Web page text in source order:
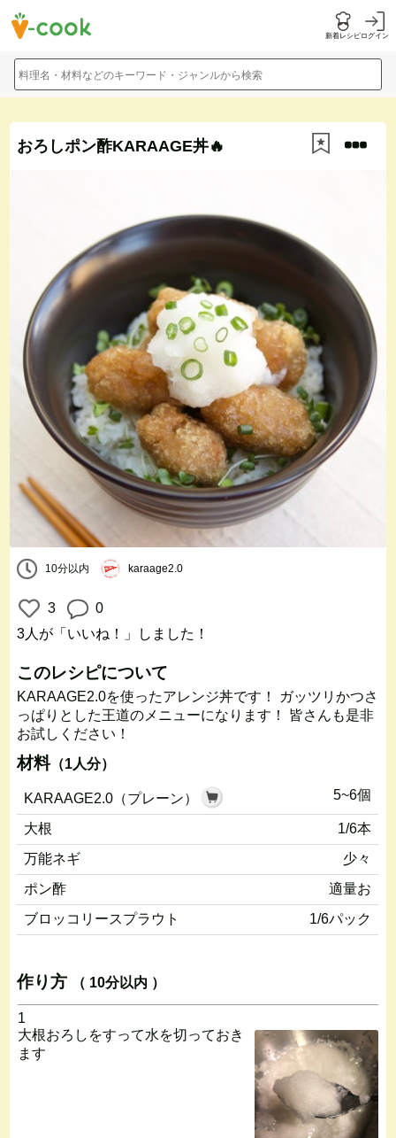
新着レシピログイン
料理名・材料などのキーワード・ジャンルから検索
おろしポン酢KARAAGE丼🔥
10分以内 karaage2.0
3
0
3人 が「いいね！」しました！
このレシピについて
KARAAGE2.0を使ったアレンジ丼です！ ガッツリかつさ
っぱりとした王道のメニューになります！ 皆さんも是非
お試しください！
材料（1人分）
KARAAGE2.0（プレーン） 5~6個
大根
1/6本
万能ネギ
少々
ポン酢
適量お
ブロッコリースプラウト
1/6パック
作り方 （ 10分以内 ）
1
大根おろしをすって水を切っておき
ます